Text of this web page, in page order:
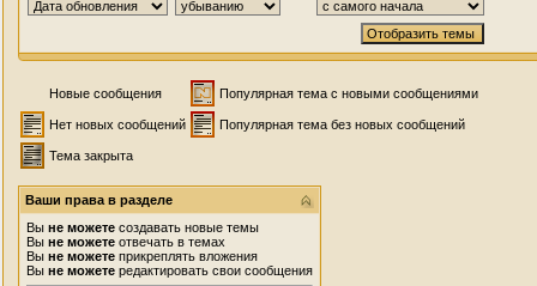
Новые сообщения Популярная тема с новыми сообщениями
Нет новых сообщений Популярная тема без новых сообщений
Тема закрыта
Ваши права в разделе
Вы не можете создавать новые темы
Вы не можете отвечать в темах
Вы не можете прикреплять вложения
Вы не можете редактировать свои сообщения